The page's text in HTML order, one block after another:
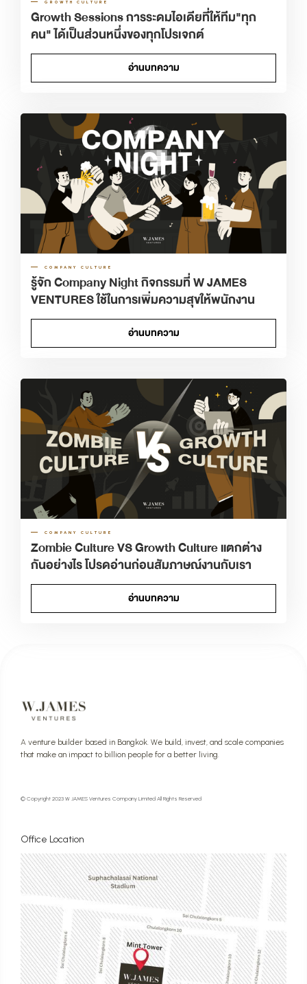
GROWTH CULTURE
Growth Sessions การระดมไอเดียที่ให้ทีม"ทุก
คน" ได้เป็นส่วนหนึ่งของทุกโปรเจกต์
อ่านบทความ
COMPANY CULTURE
รู้จัก Company Night กิจกรรมที่ W JAMES
VENTURES ใช้ในการเพิ่มความสุขให้พนักงาน
อ่านบทความ
COMPANY CULTURE
Zombie Culture VS Growth Culture แตกต่าง
กันอย่างไร โปรดอ่านก่อนสัมภาษณ์งานกับเรา
อ่านบทความ
A venture builder based in Bangkok. We build, invest, and scale companies
that make an impact to billion people for a better living.
© Copyright 2023 W JAMES Ventures Company Limited All Rights Reserved
Office Location